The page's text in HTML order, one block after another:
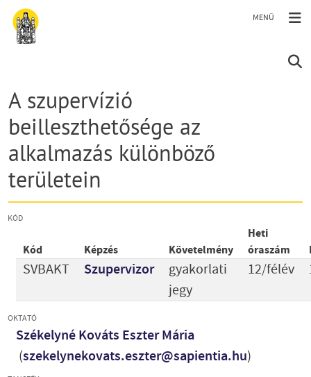
Ugrás a tartalomra
A szupervízió
beilleszthetősége az
alkalmazás különböző
területein
KÓD
Kód Képzés Követelmény
Heti
óraszám
SVBAKT Szupervizor
gyakorlati
jegy
12/félév
OKTATÓ
Székelyné Kováts Eszter Mária
(szekelynekovats.eszter@sapientia.hu)